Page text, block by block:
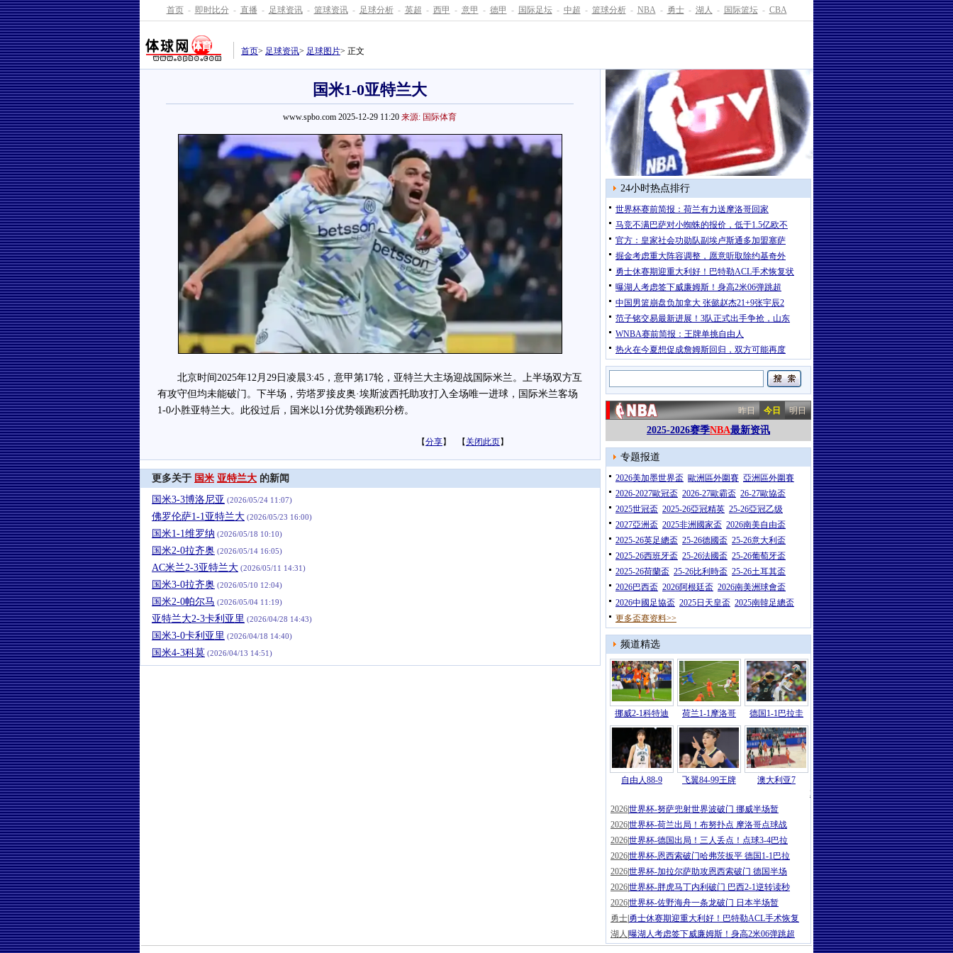
首页 - 即时比分 - 直播 - 足球资讯 - 篮球资讯 - 足球分析 - 英超 - 西甲 - 意甲 - 德甲 - 国际足坛 - 中超 - 篮球分析 - NBA - 勇士 - 湖人 - 国际篮坛 - CBA
首页> 足球资讯> 足球图片> 正文
国米1-0亚特兰大
www.spbo.com 2025-12-29 11:20 来源: 国际体育
北京时间2025年12月29日凌晨3:45，意甲第17轮，亚特兰大主场迎战国际米兰。上半场双方互
有攻守但均未能破门。下半场，劳塔罗接皮奥·埃斯波西托助攻打入全场唯一进球，国际米兰客场
1-0小胜亚特兰大。此役过后，国米以1分优势领跑积分榜。
【分享】 【 关闭此页】
更多关于 国米 亚特兰大 的新闻
国米3-3博洛尼亚 (2026/05/24 11:07)
佛罗伦萨1-1亚特兰大 (2026/05/23 16:00)
国米1-1维罗纳 (2026/05/18 10:10)
国米2-0拉齐奥 (2026/05/14 16:05)
AC米兰2-3亚特兰大 (2026/05/11 14:31)
国米3-0拉齐奥 (2026/05/10 12:04)
国米2-0帕尔马 (2026/05/04 11:19)
亚特兰大2-3卡利亚里 (2026/04/28 14:43)
国米3-0卡利亚里 (2026/04/18 14:40)
国米4-3科莫 (2026/04/13 14:51)
24小时热点排行
世界杯赛前简报：荷兰有力送摩洛哥回家
马竞不满巴萨对小蜘蛛的报价，低于1.5亿欧不
官方：皇家社会功勋队副埃卢斯通多加盟塞萨
掘金考虑重大阵容调整，愿意听取除约基奇外
勇士休赛期迎重大利好！巴特勒ACL手术恢复状
曝湖人考虑签下威廉姆斯！身高2米06弹跳超
中国男篮崩盘负加拿大 张懿赵杰21+9张宇辰2
范子铭交易最新进展！3队正式出手争抢，山东
WNBA赛前简报：王牌单挑自由人
热火在今夏想促成詹姆斯回归，双方可能再度
昨日 今日 明日
2025-2026赛季NBA最新资讯
专题报道
2026美加墨世界盃 歐洲區外圍賽 亞洲區外圍賽
2026-2027歐冠盃 2026-27歐霸盃 26-27歐協盃
2025世冠盃 2025-26亞冠精英 25-26亞冠乙级
2027亞洲盃 2025非洲國家盃 2026南美自由盃
2025-26英足總盃 25-26德國盃 25-26意大利盃
2025-26西班牙盃 25-26法國盃 25-26葡萄牙盃
2025-26荷蘭盃 25-26比利時盃 25-26土耳其盃
2026巴西盃 2026阿根廷盃 2026南美洲球會盃
2026中國足協盃 2025日天皇盃 2025南韓足總盃
更多盃赛资料>>
频道精选
挪威2-1科特迪 荷兰1-1摩洛哥 德国1-1巴拉圭
自由人88-9 飞翼84-99王牌
澳大利亚7
2026 |世界杯-哈兰德86分绝杀努萨世界
2026世界杯-努萨兜射世界波破门 挪威半场暂
2026世界杯-荷兰出局！布努扑点 摩洛哥点球战
2026世界杯-德国出局！三人丢点！点球3-4巴拉
2026世界杯-恩西索破门哈弗茨扳平 德国1-1巴拉
2026世界杯-加拉尔萨助攻恩西索破门 德国半场
2026世界杯-胖虎马丁内利破门 巴西2-1逆转读秒
2026世界杯-佐野海舟一条龙破门 日本半场暂
勇士 勇士休赛期迎重大利好！巴特勒ACL手术恢复
湖人 曝湖人考虑签下威廉姆斯！身高2米06弹跳超